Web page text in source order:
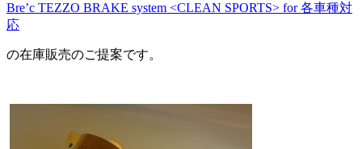
Bre’c TEZZO BRAKE system <CLEAN SPORTS> for 各車種対
応
の在庫販売のご提案です。